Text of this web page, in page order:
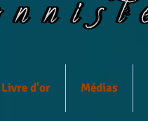
Livre d'or Médias